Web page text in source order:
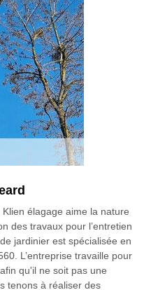
élagage aime la nature
des travaux pour l’entretien
jardinier est spécialisée en
L’entreprise travaille pour
qu'il ne soit pas une
tenons à réaliser des